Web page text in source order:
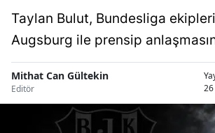
Taylan Bulut, Bundesliga
Augsburg ile prensip
Mithat Can Gültekin
Editör